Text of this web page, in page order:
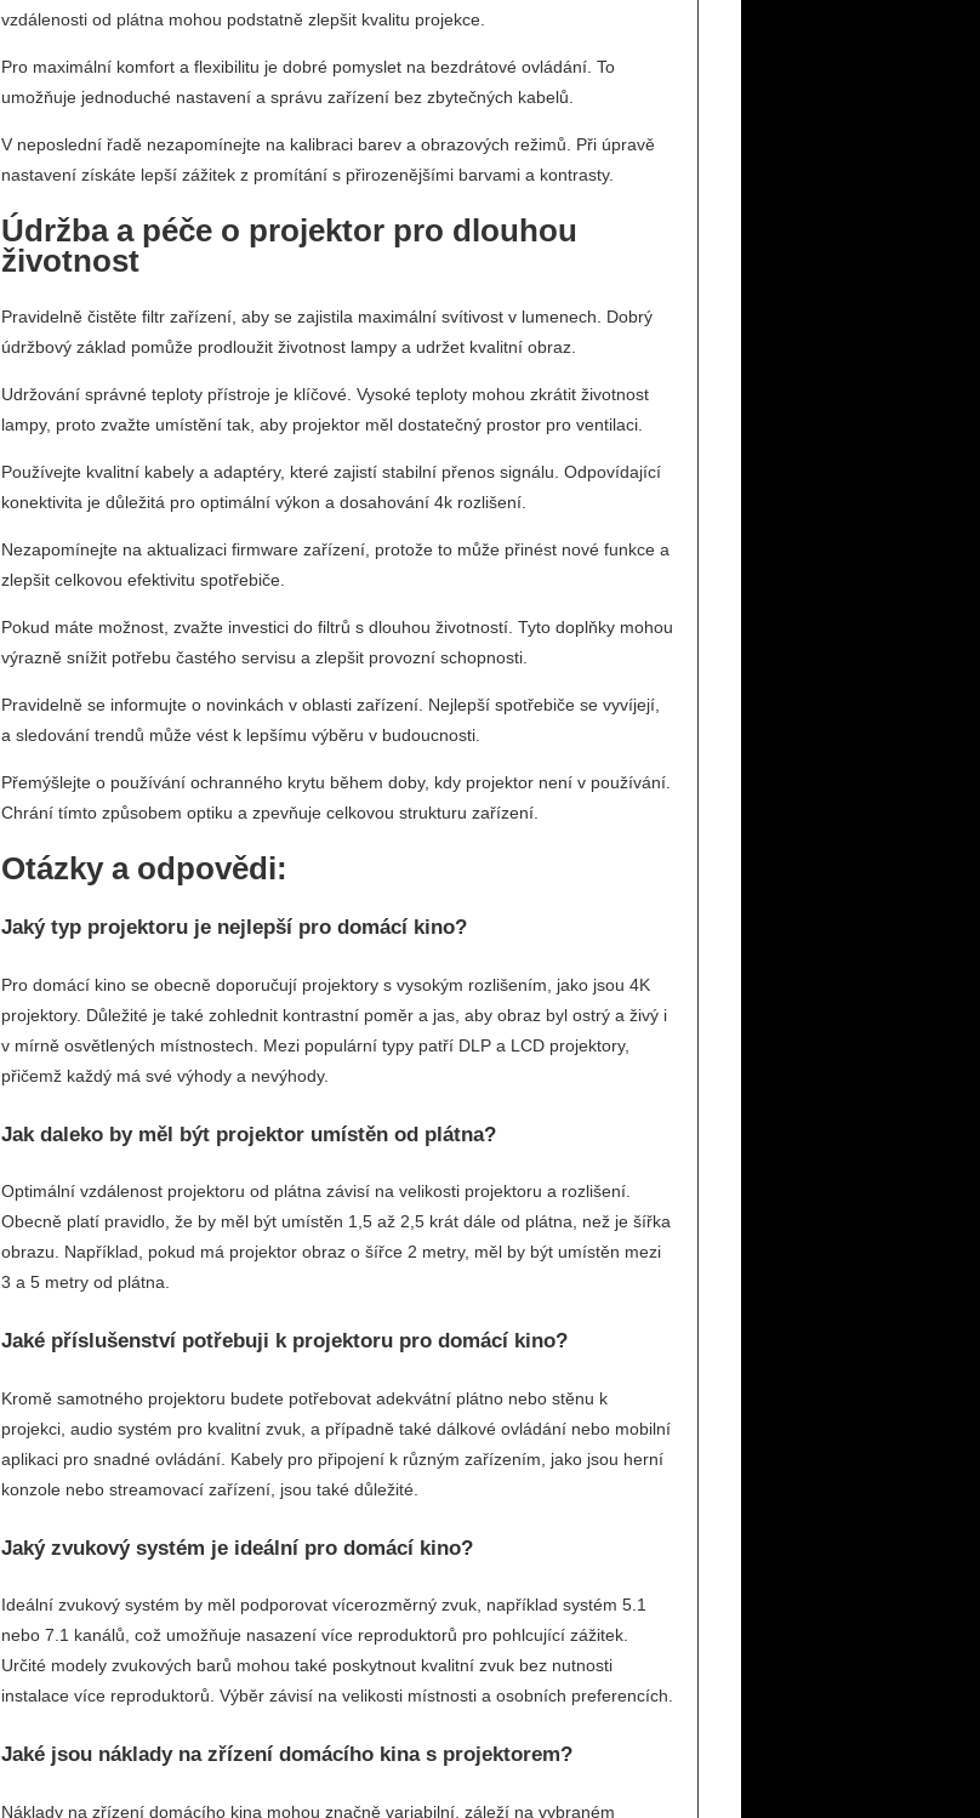
vzdálenosti od plátna mohou podstatně zlepšit kvalitu projekce.
Pro maximální komfort a flexibilitu je dobré pomyslet na bezdrátové ovládání. To
umožňuje jednoduché nastavení a správu zařízení bez zbytečných kabelů.
V neposlední řadě nezapomínejte na kalibraci barev a obrazových režimů. Při úpravě
nastavení získáte lepší zážitek z promítání s přirozenějšími barvami a kontrasty.
Údržba a péče o projektor pro dlouhou
životnost
Pravidelně čistěte filtr zařízení, aby se zajistila maximální svítivost v lumenech. Dobrý
údržbový základ pomůže prodloužit životnost lampy a udržet kvalitní obraz.
Udržování správné teploty přístroje je klíčové. Vysoké teploty mohou zkrátit životnost
lampy, proto zvažte umístění tak, aby projektor měl dostatečný prostor pro ventilaci.
Používejte kvalitní kabely a adaptéry, které zajistí stabilní přenos signálu. Odpovídající
konektivita je důležitá pro optimální výkon a dosahování 4k rozlišení.
Nezapomínejte na aktualizaci firmware zařízení, protože to může přinést nové funkce a
zlepšit celkovou efektivitu spotřebiče.
Pokud máte možnost, zvažte investici do filtrů s dlouhou životností. Tyto doplňky mohou
výrazně snížit potřebu častého servisu a zlepšit provozní schopnosti.
Pravidelně se informujte o novinkách v oblasti zařízení. Nejlepší spotřebiče se vyvíjejí,
a sledování trendů může vést k lepšímu výběru v budoucnosti.
Přemýšlejte o používání ochranného krytu během doby, kdy projektor není v používání.
Chrání tímto způsobem optiku a zpevňuje celkovou strukturu zařízení.
Otázky a odpovědi:
Jaký typ projektoru je nejlepší pro domácí kino?
Pro domácí kino se obecně doporučují projektory s vysokým rozlišením, jako jsou 4K
projektory. Důležité je také zohlednit kontrastní poměr a jas, aby obraz byl ostrý a živý i
v mírně osvětlených místnostech. Mezi populární typy patří DLP a LCD projektory,
přičemž každý má své výhody a nevýhody.
Jak daleko by měl být projektor umístěn od plátna?
Optimální vzdálenost projektoru od plátna závisí na velikosti projektoru a rozlišení.
Obecně platí pravidlo, že by měl být umístěn 1,5 až 2,5 krát dále od plátna, než je šířka
obrazu. Například, pokud má projektor obraz o šířce 2 metry, měl by být umístěn mezi
3 a 5 metry od plátna.
Jaké příslušenství potřebuji k projektoru pro domácí kino?
Kromě samotného projektoru budete potřebovat adekvátní plátno nebo stěnu k
projekci, audio systém pro kvalitní zvuk, a případně také dálkové ovládání nebo mobilní
aplikaci pro snadné ovládání. Kabely pro připojení k různým zařízením, jako jsou herní
konzole nebo streamovací zařízení, jsou také důležité.
Jaký zvukový systém je ideální pro domácí kino?
Ideální zvukový systém by měl podporovat vícerozměrný zvuk, například systém 5.1
nebo 7.1 kanálů, což umožňuje nasazení více reproduktorů pro pohlcující zážitek.
Určité modely zvukových barů mohou také poskytnout kvalitní zvuk bez nutnosti
instalace více reproduktorů. Výběr závisí na velikosti místnosti a osobních preferencích.
Jaké jsou náklady na zřízení domácího kina s projektorem?
Náklady na zřízení domácího kina mohou značně variabilní, záleží na vybraném